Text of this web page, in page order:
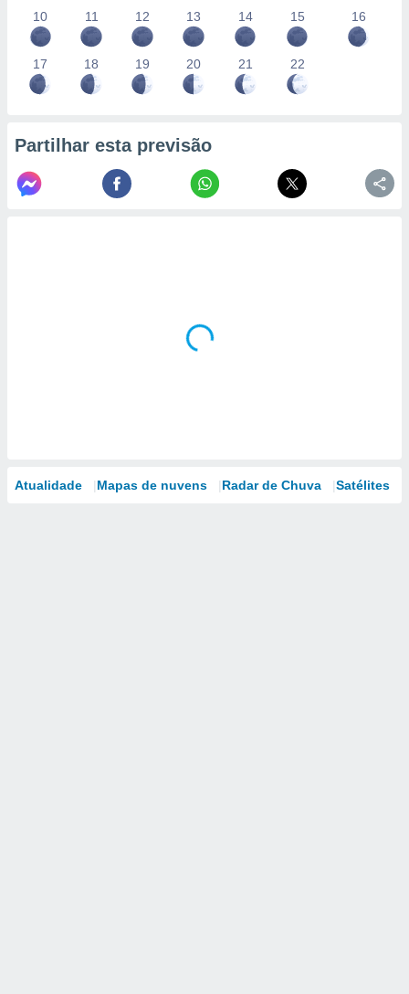
10 11 12 13 14 15 16
17 18 19 20 21 22
Partilhar esta previsão
Atualidade Mapas de nuvens Radar de Chuva Satélites